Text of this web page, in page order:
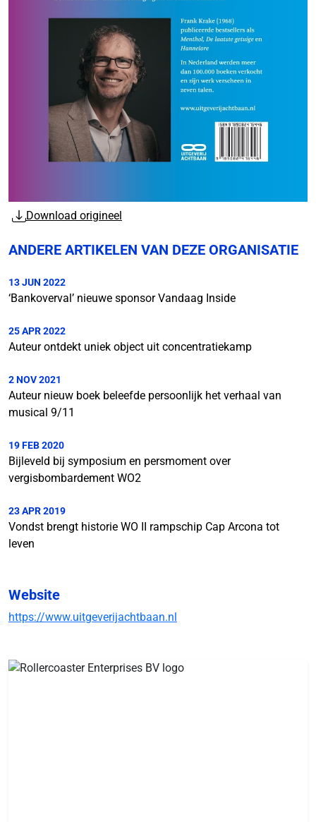
Download origineel
ANDERE ARTIKELEN VAN DEZE ORGANISATIE
13 JUN 2022
‘Bankoverval’ nieuwe sponsor Vandaag Inside
25 APR 2022
Auteur ontdekt uniek object uit concentratiekamp
2 NOV 2021
Auteur nieuw boek beleefde persoonlijk het verhaal van
musical 9/11
19 FEB 2020
Bijleveld bij symposium en persmoment over
vergisbombardement WO2
23 APR 2019
Vondst brengt historie WO II rampschip Cap Arcona tot
leven
Website
https://www.uitgeverijachtbaan.nl